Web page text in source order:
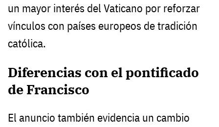
un mayor interés del Vaticano por reforzar
vínculos con países europeos de tradición
católica.
Diferencias con el pontificado
de Francisco
El anuncio también evidencia un cambio